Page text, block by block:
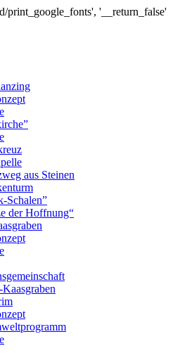
print_google_fonts', '__return_false'
aus Steinen
Schalen”
der Hoffnung“